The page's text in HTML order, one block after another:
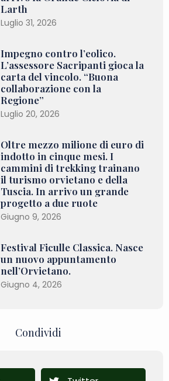
Larth
Luglio 31, 2026
Impegno contro l’eolico.
L’assessore Sacripanti gioca la
carta del vincolo. “Buona
collaborazione con la
Regione”
Luglio 20, 2026
Oltre mezzo milione di euro di
indotto in cinque mesi. I
cammini di trekking trainano
il turismo orvietano e della
Tuscia. In arrivo un grande
progetto a due ruote
Giugno 9, 2026
Festival Ficulle Classica. Nasce
un nuovo appuntamento
nell’Orvietano.
Giugno 4, 2026
Condividi